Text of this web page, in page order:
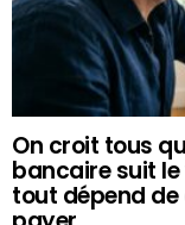
On croit tous
bancaire suit
tout dépend de